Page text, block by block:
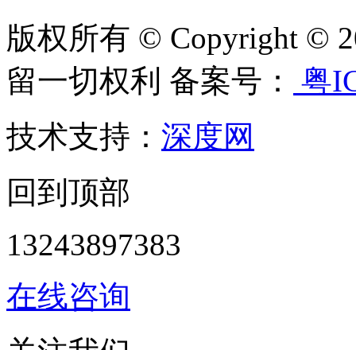
版权所有 © Copyright ©
留一切权利 备案号：
粤
技术支持： 深度网
回到顶部
13243897383
在线咨询